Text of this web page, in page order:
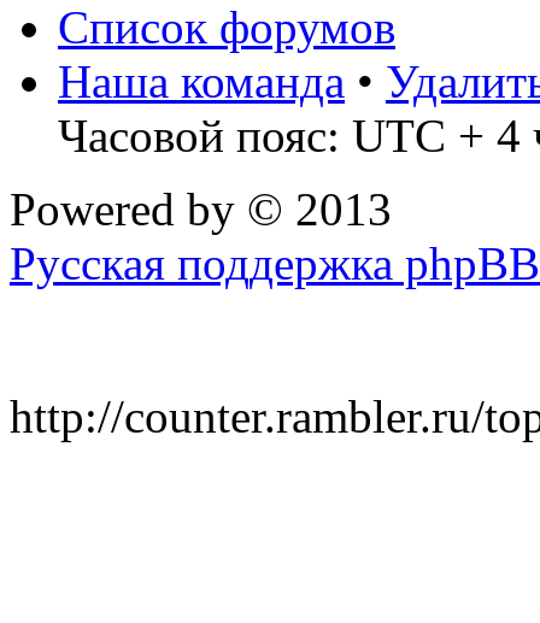
Список форумов
Наша команда •
Часовой пояс: UTC + 4
Powered by © 2013
Русская поддержка phpBB
http://counter.rambler.ru/